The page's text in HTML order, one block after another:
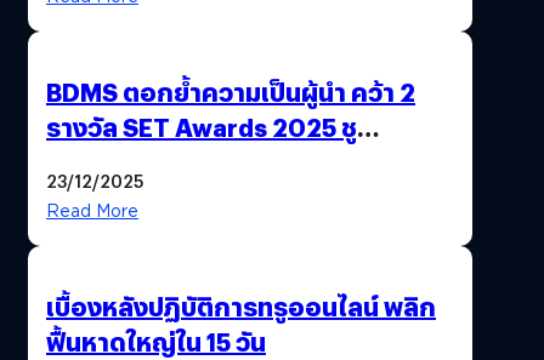
BDMS ตอกย้ำความเป็นผู้นำ คว้า 2
รางวัล SET Awards 2025 ชู
สุขภาพไทยสู่ความยั่งยืน
23/12/2025
Read More
เบื้องหลังปฏิบัติการทรูออนไลน์ พลิก
ฟื้นหาดใหญ่ใน 15 วัน